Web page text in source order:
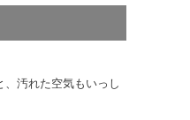
汚れた空気もいっし